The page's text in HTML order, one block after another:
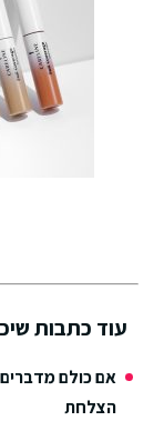
עוד כתבות
אם כולם
הצלחת